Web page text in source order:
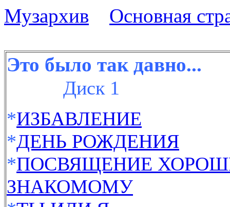
Музархив Основная
Это было так давно...
Диск 1
*ИЗБАВЛЕНИЕ
*ДЕНЬ РОЖДЕНИЯ
*ПОСВЯЩЕНИЕ
ЗНАКОМОМУ